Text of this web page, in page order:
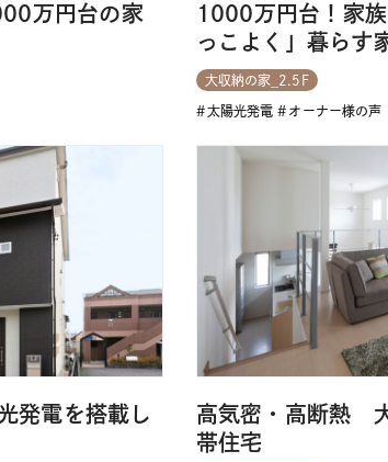
万円台の家
1000万円台！家
っこよく」暮らす
大収納の家_2.5F
太陽光発電 オーナー様の声
発電を搭載し
高気密・高断熱
帯住宅